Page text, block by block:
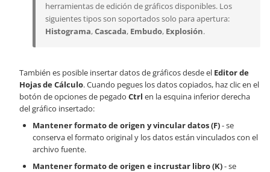
herramientas de edición de gráficos disponibles. Los
siguientes tipos son soportados solo para apertura:
Histograma,Cascada, Embudo, Explosión.
También es posible insertar datos de gráficos desde el Editor de
Hojas de Cálculo. Cuando pegues los datos copiados, haz clic en el
botón de opciones de pegado Ctrl en la esquina inferior derecha
del gráfico insertado:
Mantener formato de origen y vincular datos (F)- se
conserva el formato original y los datos están vinculados con el
archivo fuente.
Mantener formato de origen e incrustar libro (K)- se